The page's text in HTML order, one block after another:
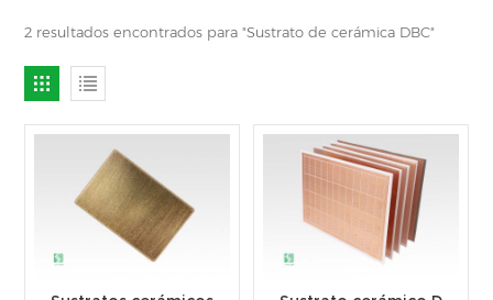
2 resultados encontrados para "Sustrato de cerámica DBC"